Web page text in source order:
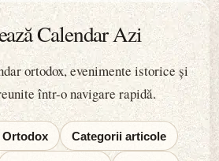
Calendar Azi
ortodox, evenimente istorice și
într-o navigare rapidă.
Ortodox Categorii articole